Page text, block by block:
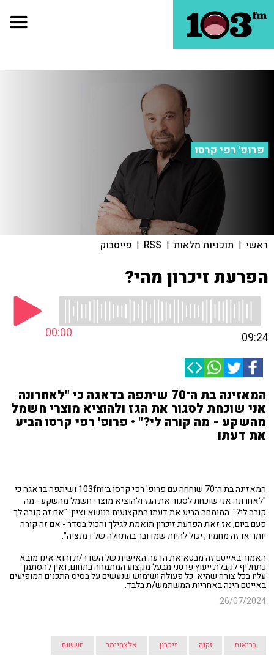
פרופ' רפי קרסו
ראשי | תוכניות מלאות |
RSS
| פייסבוק
הפרעת זיכרון מהי?
00:00 09:24
המאזינה בת ה־70 שיתפה בדאגה כי "לאחרונה
אני שוכחת לסגור את הגז ולהוציא מוצרי חשמל
מהשקע - מה קורה לי?" • פרופ' רפי קרסו הביע
את דעתו
המאזינה בת ה־70 שוחחה עם פרופ' רפי קרסו ב־103fm ושיתפה בדאגה כי
"לאחרונה אני שוכחת לסגור את הגז ולהוציא מוצרי חשמל מהשקע - מה
קורה לי?". המומחה הביע את דעתו המקצועית בנושא וציין: "אם זה קורה לך
פעם ביום, אז זאת הפרעת זיכרון תואמת לגילך והכול בסדר - אם זה קורה
יותר או זה מחמיר, יכול להיות שמדובר בהתחלה של דמנציה".
האמור באייטם זה מבטא את הדעה האישית של השדר/ת והוא אינו מובא
כתחליף לקבלת ייעוץ פרטני מבעל מקצוע המתמחה בתחום, ואין להסתמך
עליו בכל צורה שהיא. כל פעולה ושימוש שנעשים על בסיס התכנים המופיעים
באייטם הינה באחריות המשתמש/ת בלבד.
26/07/2024
בריאות זקנה זיכרון אלצהיימר חששות